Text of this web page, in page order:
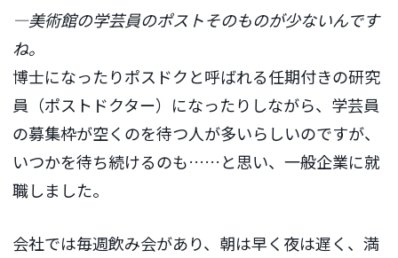
―美術館の学芸員のポストそのものが少ないんです
ね。
博士になったりポスドクと呼ばれる任期付きの研究
員（ポストドクター）になったりしながら、学芸員
の募集枠が空くのを待つ人が多いらしいのですが、
いつかを待ち続けるのも……と思い、一般企業に就
職しました。
会社では毎週飲み会があり、朝は早く夜は遅く、満